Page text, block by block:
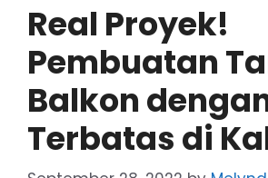
Real Proyek!
Pembuatan
Balkon
Terbatas di